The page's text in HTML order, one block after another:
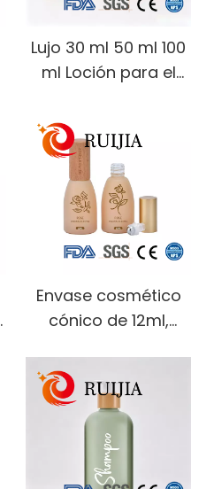
Lujo 30 ml 50 ml 100
ml Loción para el
vacía Crema Spray
de vidrio Redondo
Esmerilado Botella
cosmética
transparente
Empaquetado con
bambú
Envase cosmético
cónico de 12ml,
vidrio rosa y verde,
botella de rodillo de
aceite esencial de
Perfume de vidrio
con tapa de madera